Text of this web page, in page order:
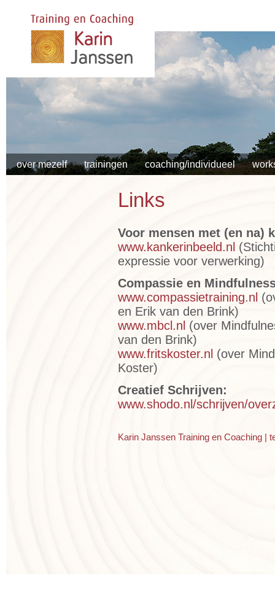
over mezelf trainingen coaching/individueel
Links
Voor mensen met (en na)
www.kankerinbeeld.nl
expressie voor verwerking)
Compassie en
www.compassietraining.nl
en Erik van den Brink)
www.mbcl.nl (over
van den Brink)
www.fritskoster.nl (over
Koster)
Creatief Schrijven:
www.shodo.nl/schrijven/
Karin Janssen Training en Coaching |